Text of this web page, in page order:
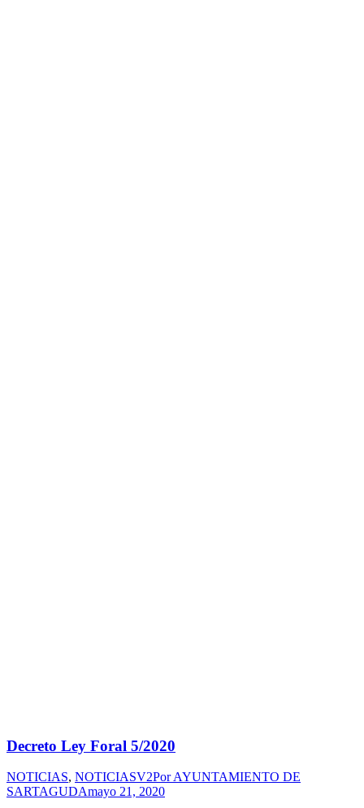
Decreto Ley Foral 5/2020
NOTICIAS, NOTICIASV2PorAYUNTAMIENTO DE
SARTAGUDAmayo 21, 2020